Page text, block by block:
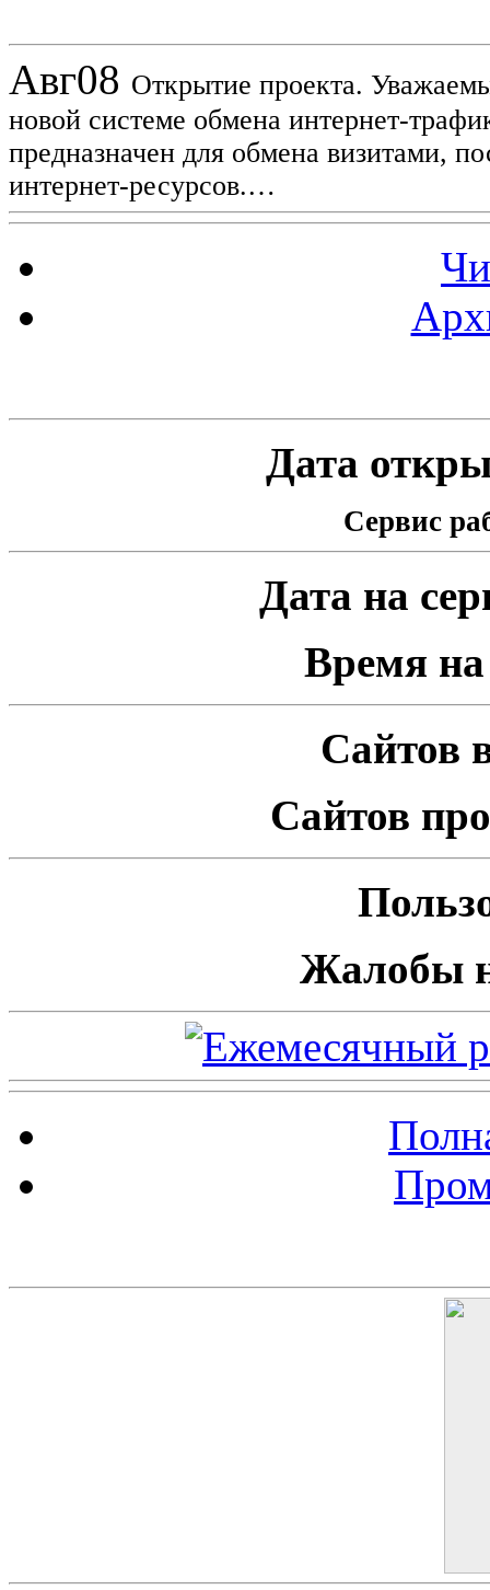
Авг08 Открытие проекта.
новой системе обмена интернет-
предназначен для обмена визитами,
интернет-ресурсов.…
Дата
Сервис
Дата на
Время на
Сайтов
Сайтов
Жалобы